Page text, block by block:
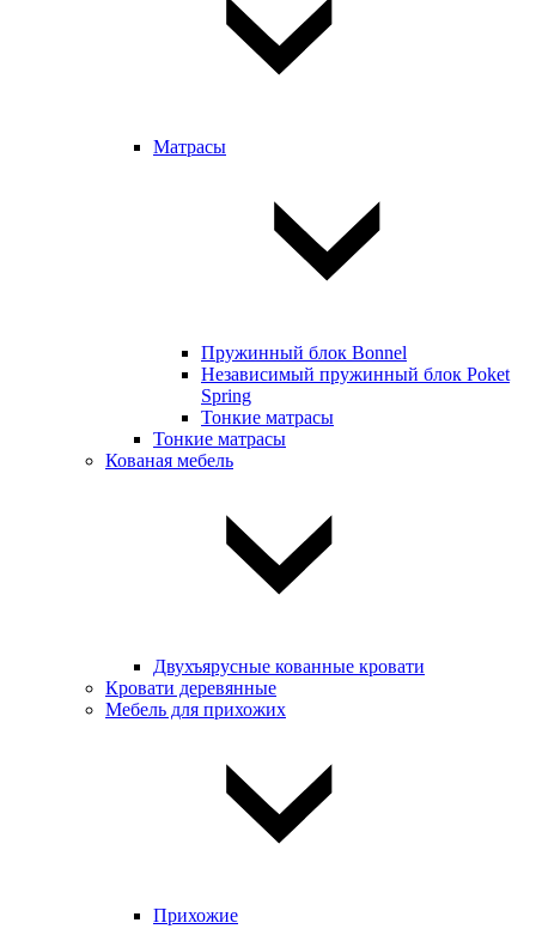
Матрасы
Пружинный блок Bonnel
Независимый пружинный блок Poket
Spring
Тонкие матрасы
Тонкие матрасы
Кованая мебель
Двухъярусные кованные кровати
Кровати деревянные
Мебель для прихожих
Прихожие